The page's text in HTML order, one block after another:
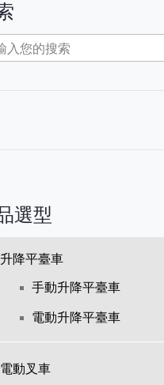
選型
升降平臺車
手動升降平臺車
電動升降平臺車
電動叉車